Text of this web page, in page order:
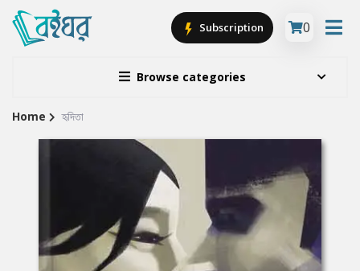
Browse categories
Subscription 0
Site
Home হৃদিতা